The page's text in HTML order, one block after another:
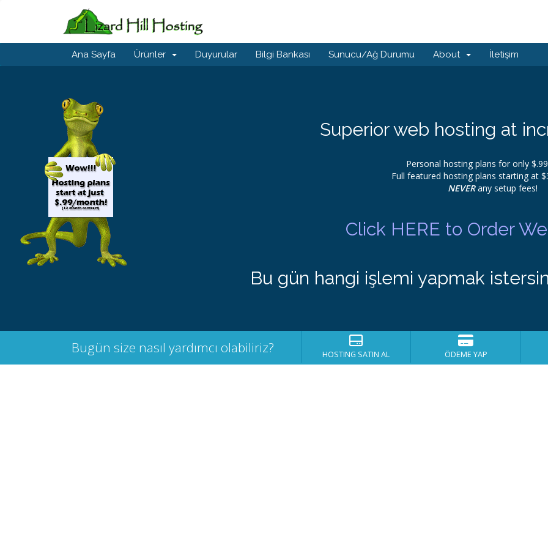
Ana Sayfa Ürünler Duyurular Bilgi Bankası Sunucu/Ağ Durumu About İletişim
Superior web hosting at
Personal hosting plans for only
Full featured hosting plans starting at
NEVERany setup fees!
Click HERE to Order
Bu gün hangi işlemi yapmak
Bugün size nasıl yardımcı olabiliriz? HOSTING SATIN AL ÖDEME YAP